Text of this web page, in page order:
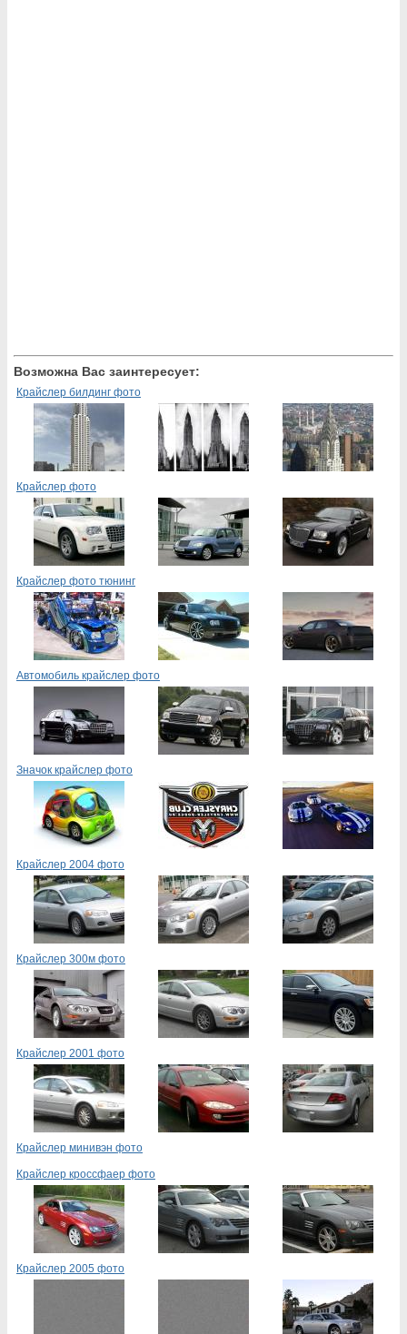
Возможна Вас заинтересует:
Крайслер билдинг фото
Крайслер фото
Крайслер фото тюнинг
Автомобиль крайслер фото
Значок крайслер фото
Крайслер 2004 фото
Крайслер 300м фото
Крайслер 2001 фото
Крайслер минивэн фото
Крайслер кроссфаер фото
Крайслер 2005 фото